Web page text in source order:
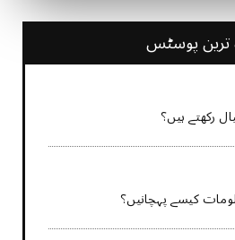
ترین پوسٹس
رکھتے ہیں؟
کیسے پہچانیں؟